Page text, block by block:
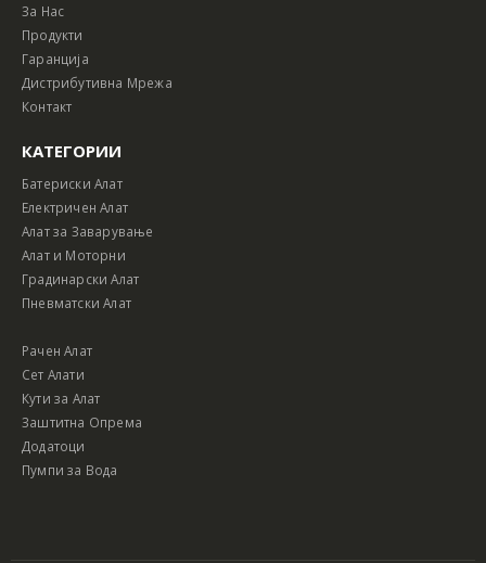
За Нас
Продукти
Гаранција
Дистрибутивна Мрежа
Контакт
КАТЕГОРИИ
Батериски Алат
Електричен Алат
Алат за Заварување
Алат и Моторни
Градинарски Алат
Пневматски Алат
Рачен Алат
Сет Алати
Кути за Алат
Заштитна Опрема
Додатоци
Пумпи за Вода